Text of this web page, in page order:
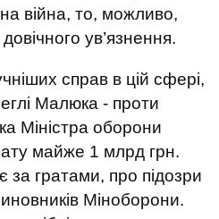
війна, то, можливо,
ув’язнення.
справ в цій сфері,
Малюка - проти
Міністра оборони
майже 1 млрд грн.
гратами, про підозри
Міноборони.